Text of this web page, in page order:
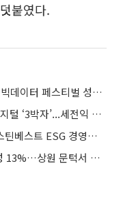
붙였다.
미래에셋대우-미래에셋생명, 금융 빅데이터 페스티벌 성황리에 종료…전국 92개 대학ㆍ495팀 참여
미래에셋대우, 리테일·해외법인·디지털 ‘3박자’...세전익 1조원 ‘눈앞’
미래에셋대우, DJSIㆍKCGSㆍ서스틴베스트 ESG 경영성과 ‘3관왕’ 달성
美 클래리티 법안 연내 통과 가능성 13%…상원 문턱서 제동